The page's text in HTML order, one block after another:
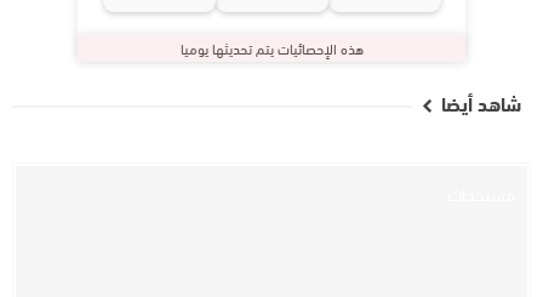
هذه الإحصائيات يتم تحديثها يوميا
شاهد أيضا